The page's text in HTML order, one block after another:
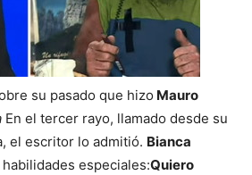
su pasado que hizo Mauro
En el tercer rayo, llamado desde su
el escritor lo admitió. Bianca
especiales:Quiero